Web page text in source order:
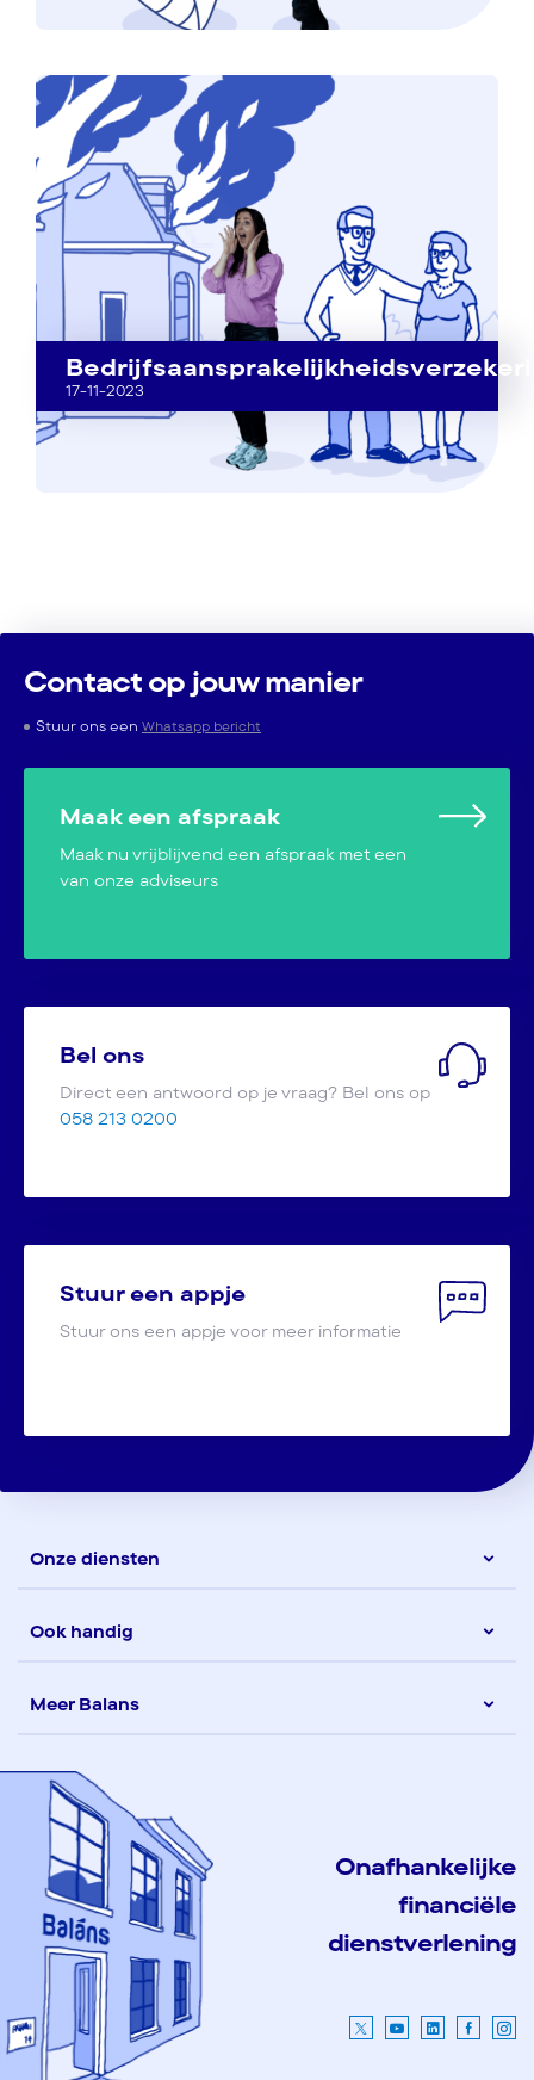
17-11-2023
Contact op jouw manier
Stuur ons een Whatsapp bericht
Maak een afspraak
Maak nu vrijblijvend een afspraak met een
van onze adviseurs
Bel ons
Direct een antwoord op je vraag? Bel ons op
058 213 0200
Stuur een appje
Stuur ons een appje voor meer informatie
Onze diensten
Ook handig
Meer Balans
Onafhankelijke
financiële
dienstverlening